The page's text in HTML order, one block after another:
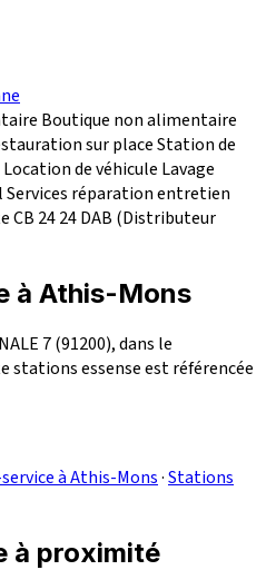
Boutique non alimentaire
sur placeStation de
Location de véhicule Lavage
Services réparationentretien
CB 2424DAB (Distributeur
à Athis-Mons
7 (91200), dans le
stations essense est référencée
à Athis-Mons·Stations
à proximité